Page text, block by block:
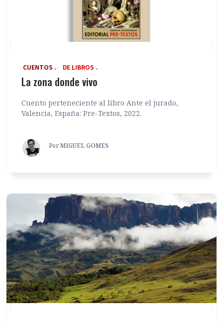
‎ CUENTOS DE LIBROS
La zona donde vivo
Cuento perteneciente al libro Ante el jurado,
Valencia, España: Pre-Textos, 2022.
PorMIGUEL GOMES